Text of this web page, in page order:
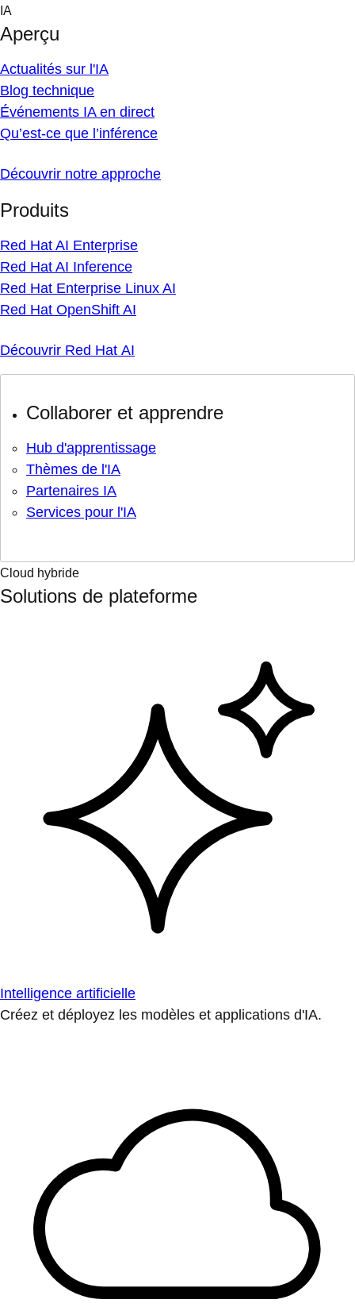
Skip
content
IA
Aperçu
Actualités sur l'IA
Blog technique
Événements IA en direct
Qu’est-ce que l’inférence
Découvrir notre approche
Produits
Red Hat AI Enterprise
Red Hat AI Inference
Red Hat Enterprise Linux AI
Red Hat OpenShift AI
Découvrir Red Hat AI
Collaborer et apprendre
Hub d'apprentissage
Thèmes de l'IA
Partenaires IA
Services pour l'IA
Cloud hybride
Solutions de plateforme
Intelligence artificielle
Créez et déployez les modèles et applications d'IA.